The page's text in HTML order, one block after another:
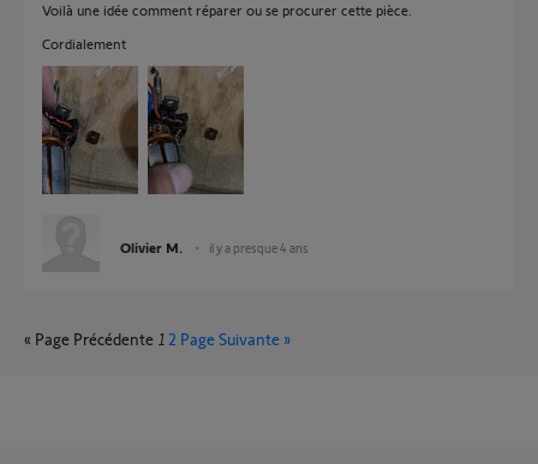
Voilà une idée comment réparer ou se procurer cette pièce.
Cordialement
Olivier M. il y a presque 4 ans
« Page Précédente 1 2 Page Suivante »